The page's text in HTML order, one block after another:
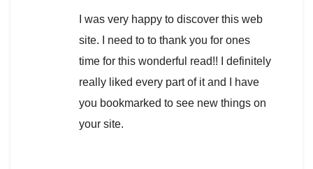
I was very happy to discover this web
site. I need to to thank you for ones
time for this wonderful read!! I definitely
really liked every part of it and I have
you bookmarked to see new things on
your site.